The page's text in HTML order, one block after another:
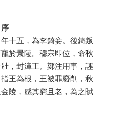
十五，為李錡妾。後錡叛
於景陵。穆宗即位，命秋
，封漳王。鄭注用事，誣
王為根，王被罪廢削，秋
陵，感其窮且老，為之賦